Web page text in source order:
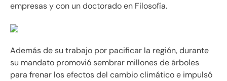
empresas y con un doctorado en Filosofía.
Además de su trabajo por pacificar la región, durante
su mandato promovió sembrar millones de árboles
para frenar los efectos del cambio climático e impulsó